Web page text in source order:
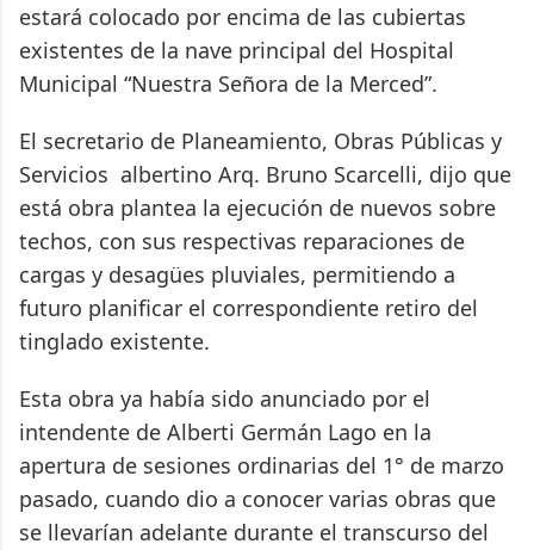
estará colocado por encima de las cubiertas
existentes de la nave principal del Hospital
Municipal “Nuestra Señora de la Merced”.
El secretario de Planeamiento, Obras Públicas y
Servicios albertino Arq. Bruno Scarcelli, dijo que
está obra plantea la ejecución de nuevos sobre
techos, con sus respectivas reparaciones de
cargas y desagües pluviales, permitiendo a
futuro planificar el correspondiente retiro del
tinglado existente.
Esta obra ya había sido anunciado por el
intendente de Alberti Germán Lago en la
apertura de sesiones ordinarias del 1° de marzo
pasado, cuando dio a conocer varias obras que
se llevarían adelante durante el transcurso del